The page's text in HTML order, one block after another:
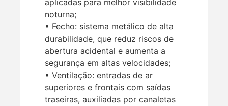
aplicadas para melhor visibilidade
noturna;
• Fecho: sistema metálico de alta
durabilidade, que reduz riscos de
abertura acidental e aumenta a
segurança em altas velocidades;
• Ventilação: entradas de ar
superiores e frontais com saídas
traseiras, auxiliadas por canaletas